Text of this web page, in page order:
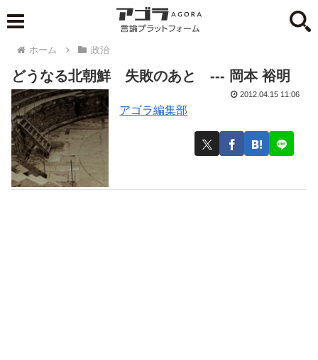
ホーム 政治
どうなる北朝鮮 失敗のあと --- 岡本 裕明
アゴラ編集部
2012.04.15 11:06